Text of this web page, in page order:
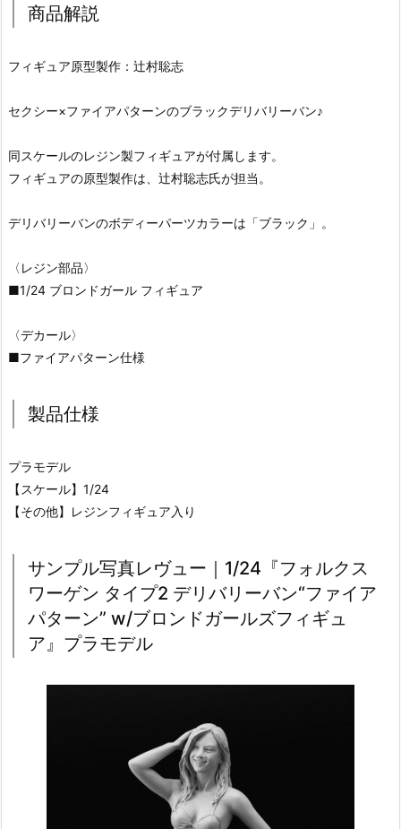
商品解説
フィギュア原型製作：辻村聡志
セクシー×ファイアパターンのブラックデリバリーバン♪
同スケールのレジン製フィギュアが付属します。
フィギュアの原型製作は、辻村聡志氏が担当。
デリバリーバンのボディーパーツカラーは「ブラック」。
〈レジン部品〉
■1/24 ブロンドガール フィギュア
〈デカール〉
■ファイアパターン仕様
製品仕様
プラモデル
【スケール】1/24
【その他】レジンフィギュア入り
サンプル写真レヴュー｜1/24『フォルクス
ワーゲン タイプ2 デリバリーバン“ファイア
パターン” w/ブロンドガールズフィギュ
ア』プラモデル